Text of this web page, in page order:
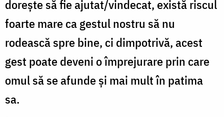
dorește să fie ajutat/vindecat, există riscul
foarte mare ca gestul nostru să nu
rodească spre bine, ci dimpotrivă, acest
gest poate deveni o împrejurare prin care
omul să se afunde și mai mult în patima
sa.